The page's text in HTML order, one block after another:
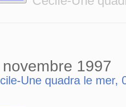
1997
Une quadra le mer,